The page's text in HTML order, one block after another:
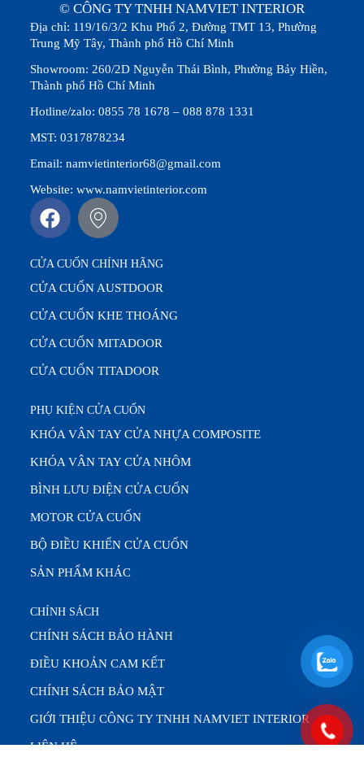
© CÔNG TY TNHH NAMVIET INTERIOR
Địa chỉ: 119/16/3/2 Khu Phố 2, Đường TMT 13, Phường
Trung Mỹ Tây, Thành phố Hồ Chí Minh
Showroom: 260/2D Nguyễn Thái Bình, Phường Bảy Hiền,
Thành phố Hồ Chí Minh
Hotline/zalo: 0855 78 1678 – 088 878 1331
MST: 0317878234
Email: namvietinterior68@gmail.com
Website: www.namvietinterior.com
CỬA CUỐN CHÍNH HÃNG
CỬA CUỐN AUSTDOOR
CỬA CUỐN KHE THOÁNG
CỬA CUỐN MITADOOR
CỬA CUỐN TITADOOR
PHỤ KIỆN CỬA CUỐN
KHÓA VÂN TAY CỬA NHỰA COMPOSITE
KHÓA VÂN TAY CỬA NHÔM
BÌNH LƯU ĐIỆN CỬA CUỐN
MOTOR CỬA CUỐN
BỘ ĐIỀU KHIỂN CỬA CUỐN
SẢN PHẨM KHÁC
CHÍNH SÁCH
CHÍNH SÁCH BẢO HÀNH
ĐIỀU KHOẢN CAM KẾT
CHÍNH SÁCH BẢO MẬT
GIỚI THIỆU CÔNG TY TNHH NAMVIET INTERIOR
LIÊN HỆ